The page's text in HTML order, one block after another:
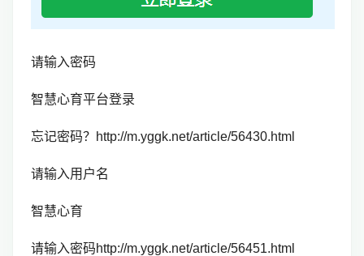
请输入密码
智慧心育平台登录
忘记密码？http://m.yggk.net/article/56430.html
请输入用户名
智慧心育
请输入密码http://m.yggk.net/article/56451.html